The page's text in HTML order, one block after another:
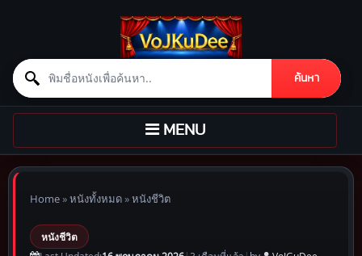
Search for:
ค้นหา
Skip to content
TOGGLE
NAVIGATION
MENU
Home»หนังทั้งหมด»หนังชีวิต
หนังชีวิต